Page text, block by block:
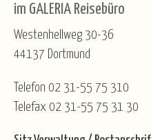
im GALERIA Reisebüro
Westenhellweg 30-36
44137 Dortmund
Telefon 02 31-55 75 310
Telefax 02 31-55 75 31 30